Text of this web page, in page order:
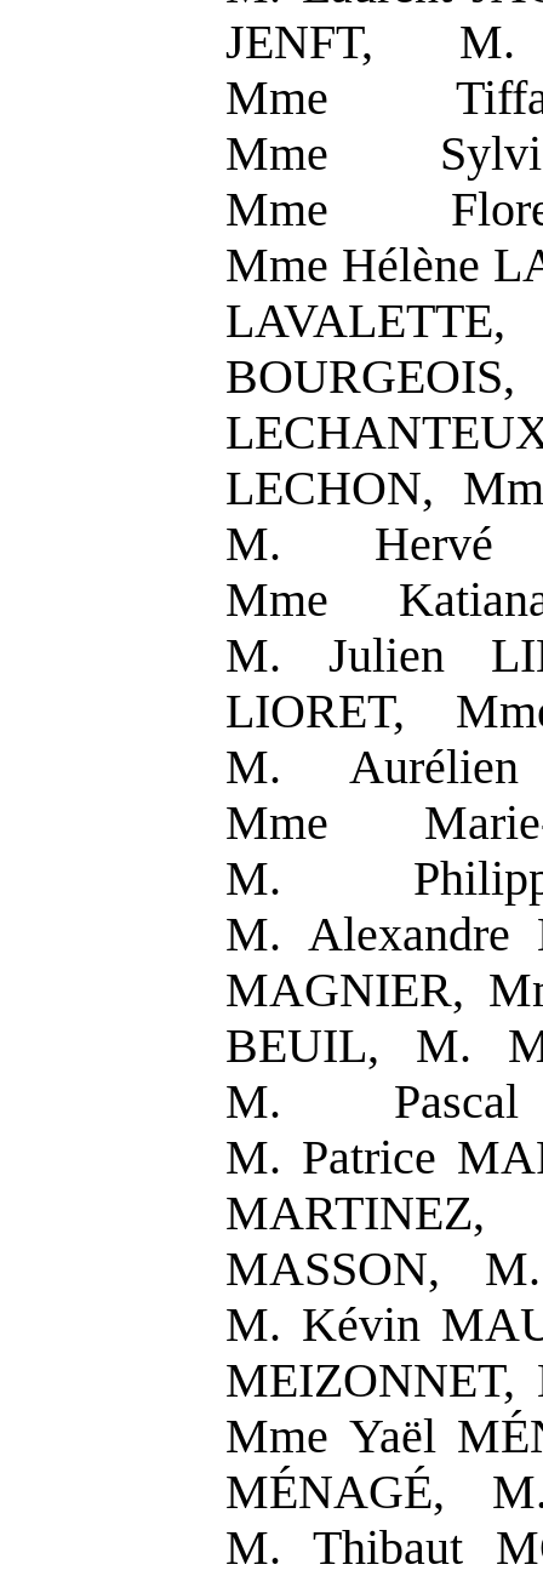
JENFT,
Mme
Mme
Mme
Mme Hélène
LECHON,
M. Hervé
Mme
M. Julien
LIORET,
M. Aurélien
Mme
M.
M. Alexandre
MAGNIER,
BEUIL, M.
M. Pascal
M. Patrice
MASSON,
M. Kévin
MEIZONNET,
Mme Yaël
MÉNAGÉ,
M. Thibaut